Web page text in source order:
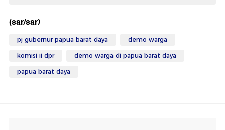
(sar/sar)
pj gubernur papua barat daya demo warga
komisi ii dpr demo warga di papua barat daya
papua barat daya